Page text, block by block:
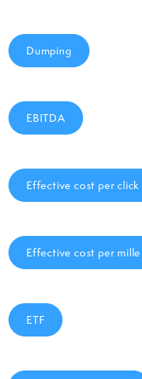
Dumping
EBITDA
Effective cost per click
Effective cost per mille
ETF